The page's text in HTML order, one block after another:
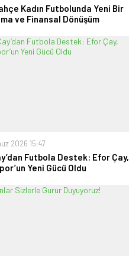
Kadın Futbolunda Yeni Bir
ve Finansal Dönüşüm
2026 15:47
Futbola Destek: Efor Çay,
Yeni Gücü Oldu